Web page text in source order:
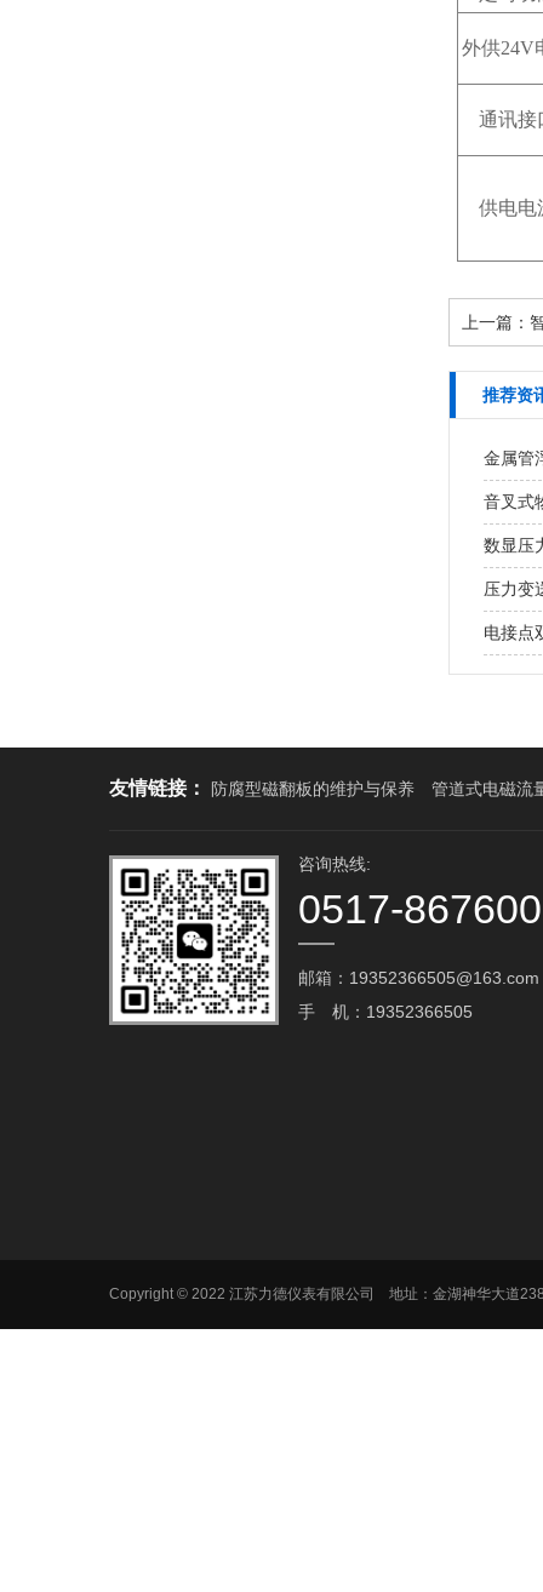
外供24V
通讯接
供电电
上一篇：
推荐资
金属管
音叉式
数显压
压力变
电接点
友情链接： 防腐型磁翻板的维护与保养 管道式电磁流
咨询热线:
0517-
邮箱：19352366505@163.com‬
手 机：19352366505
Copyright © 2022 江苏力德仪表有限公司 地址：金湖神华大道